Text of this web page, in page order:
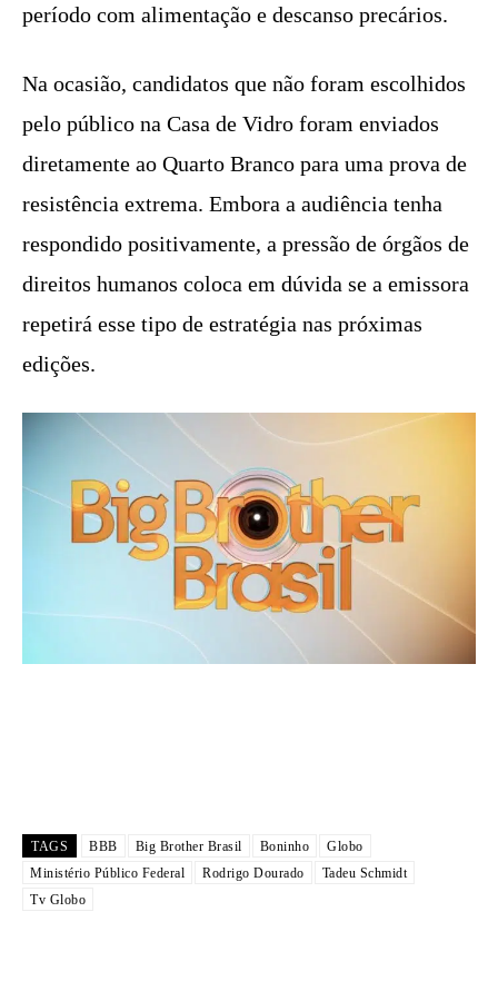
período com alimentação e descanso precários.
Na ocasião, candidatos que não foram escolhidos
pelo público na Casa de Vidro foram enviados
diretamente ao Quarto Branco para uma prova de
resistência extrema. Embora a audiência tenha
respondido positivamente, a pressão de órgãos de
direitos humanos coloca em dúvida se a emissora
repetirá esse tipo de estratégia nas próximas
edições.
TAGS BBB Big Brother Brasil Boninho
Globo
Ministério Público Federal
Rodrigo Dourado
Tadeu Schmidt
Tv Globo